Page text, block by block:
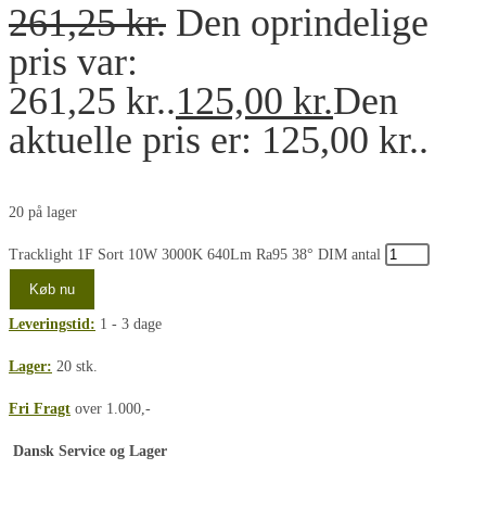
261,25kr. Den oprindelige
pris var:
261,25 kr..125,00 kr.Den
aktuelle pris er: 125,00 kr..
20 på lager
Tracklight 1F Sort 10W 3000K 640Lm Ra95 38° DIM antal
Køb nu
Leveringstid: 1 - 3 dage
Lager: 20 stk.
Fri Fragt over 1.000,-
Dansk Service og Lager